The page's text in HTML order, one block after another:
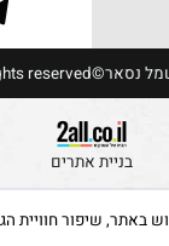
בניית אתרים